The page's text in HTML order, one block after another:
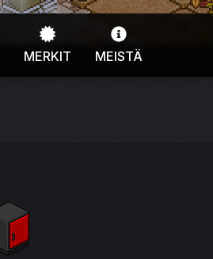
MERKIT MEISTÄ